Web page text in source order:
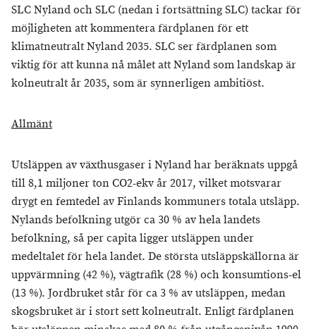
SLC Nyland och SLC (nedan i fortsättning SLC) tackar för
möjligheten att kommentera färdplanen för ett
klimatneutralt Nyland 2035. SLC ser färdplanen som
viktig för att kunna nå målet att Nyland som landskap är
kolneutralt år 2035, som är synnerligen ambitiöst.
Allmänt
Utsläppen av växthusgaser i Nyland har beräknats uppgå
till 8,1 miljoner ton CO2-ekv år 2017, vilket motsvarar
drygt en femtedel av Finlands kommuners totala utsläpp.
Nylands befolkning utgör ca 30 % av hela landets
befolkning, så per capita ligger utsläppen under
medeltalet för hela landet. De största utsläppskällorna är
uppvärmning (42 %), vägtrafik (28 %) och konsumtions-el
(13 %). Jordbruket står för ca 3 % av utsläppen, medan
skogsbruket är i stort sett kolneutralt. Enligt färdplanen